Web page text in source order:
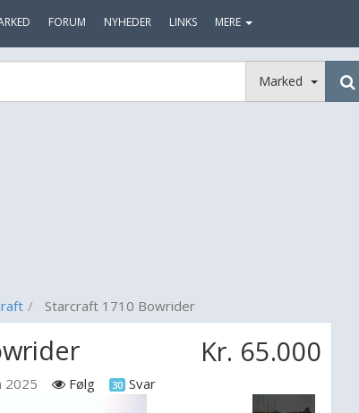
FORUM NYHEDER LINKS MERE
Marked
Starcraft 1710 Bowrider
Kr. 65.000
2025 Følg 30 Svar